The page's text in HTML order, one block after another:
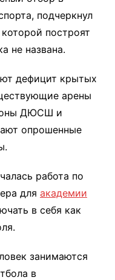
подчеркнул
построят
не названа.
дефицит крытых
арены
ДЮСШ и
опрошенные
работа по
для академии
в себя как
занимаются
в